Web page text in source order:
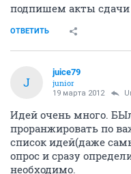
подпишем акты
ОТВЕТИТЬ
J
juice79
junior
19 марта 2012
Идей очень много.
проранжировать по
список идей(даже
опрос и сразу
необходимо.